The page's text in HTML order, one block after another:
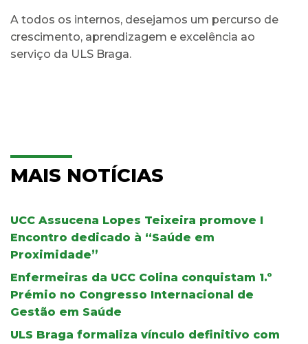
A todos os internos, desejamos um percurso de
crescimento, aprendizagem e excelência ao
serviço da ULS Braga.
MAIS NOTÍCIAS
UCC Assucena Lopes Teixeira promove I
Encontro dedicado à “Saúde em
Proximidade”
Enfermeiras da UCC Colina conquistam 1.º
Prémio no Congresso Internacional de
Gestão em Saúde
ULS Braga formaliza vínculo definitivo com